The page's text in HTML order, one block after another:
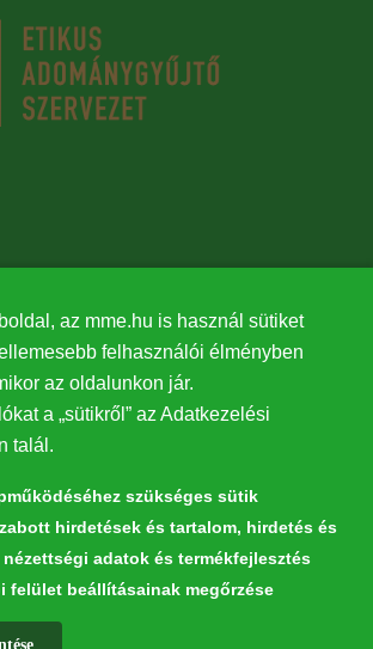
legfrissebb híreinkről, eseményeinkről!
az mme.hu is használ sütiket
felhasználói élményben
az oldalunkon jár.
a „sütikről” az Adatkezelési
talál.
szükséges sütik
hirdetések és tartalom, hirdetés és
nézettségi adatok és termékfejlesztés
felület beállításainak megőrzése